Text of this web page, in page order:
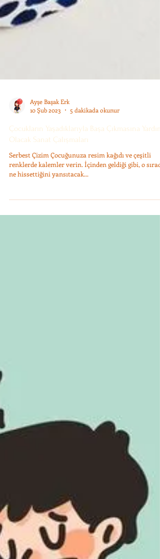
10 Şub 2023
5 dakikada okunur
Olacak Sanat Çalışmaları
Serbest Çizim Çocuğunuza resim kağıdı ve çeşitli